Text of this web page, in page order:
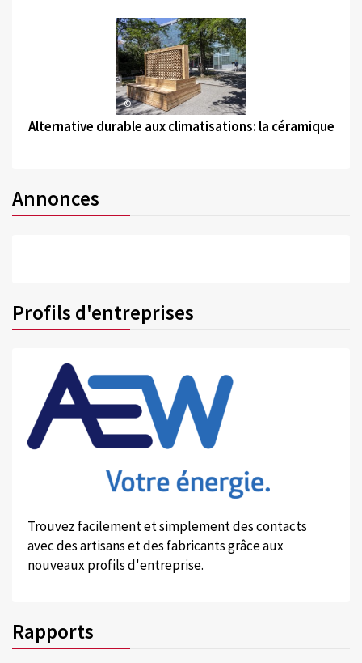
©
Alternative durable aux climatisations: la céramique
Annonces
Profils d'entreprises
Trouvez facilement et simplement des contacts
avec des artisans et des fabricants grâce aux
nouveaux profils d'entreprise.
Rapports